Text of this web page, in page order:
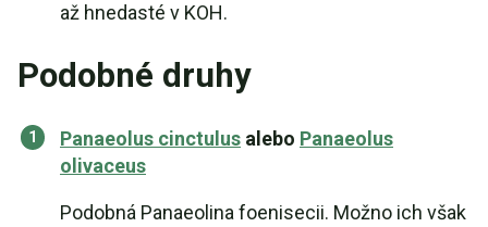
až hnedasté v KOH.
Podobné druhy
Panaeolus cinctulus alebo Panaeolus
olivaceus
Podobná Panaeolina foenisecii. Možno ich však